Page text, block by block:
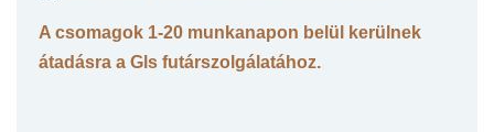
A csomagok 1-20 munkanapon belül kerülnek
átadásra a Gls futárszolgálatához.